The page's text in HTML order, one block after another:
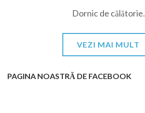
Dornic de călătorie.
VEZI MAI MULT
PAGINA NOASTRĂ DE FACEBOOK